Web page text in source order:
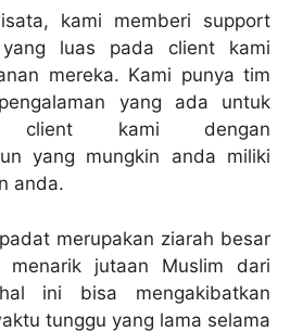
kami memberi support
luas pada client kami
mereka. Kami punya tim
yang ada untuk
client kami dengan
yang mungkin anda miliki
anda.
merupakan ziarah besar
jutaan Muslim dari
ini bisa mengakibatkan
tunggu yang lama selama